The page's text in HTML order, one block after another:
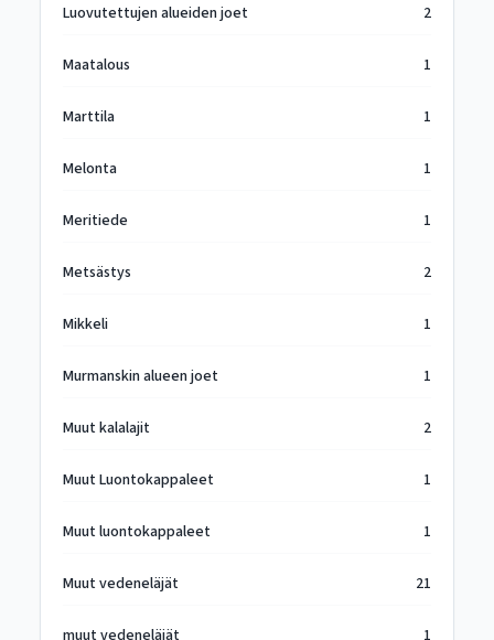
Luovutettujen alueiden joet 2
Maatalous 1
Marttila 1
Melonta 1
Meritiede 1
Metsästys 2
Mikkeli 1
Murmanskin alueen joet 1
Muut kalalajit 2
Muut Luontokappaleet 1
Muut luontokappaleet 1
Muut vedeneläjät 21
muut vedeneläjät 1